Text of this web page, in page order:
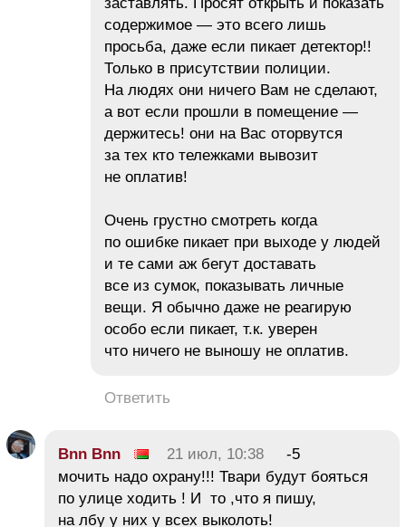
содержимое — это всего лишь
просьба, даже если пикает детектор!!
Только в присутствии полиции.
На людях они ничего Вам не сделают,
а вот если прошли в помещение —
держитесь! они на Вас оторвутся
за тех кто тележками вывозит
не оплатив!
Очень грустно смотреть когда
по ошибке пикает при выходе у людей
и те сами аж бегут доставать
все из сумок, показывать личные
вещи. Я обычно даже не реагирую
особо если пикает, т.к. уверен
что ничего не выношу не оплатив.
Ответить
Bnn Bnn 21 июл, 10:38
-5
мочить надо охрану!!! Твари будут бояться
по улице ходить ! И то ,что я пишу,
на лбу у них у всех выколоть!